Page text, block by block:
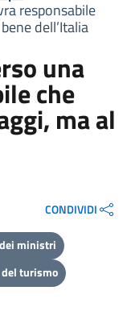
responsabile
dell’Italia
una
che
ma al
CONDIVIDI
ministri
turismo